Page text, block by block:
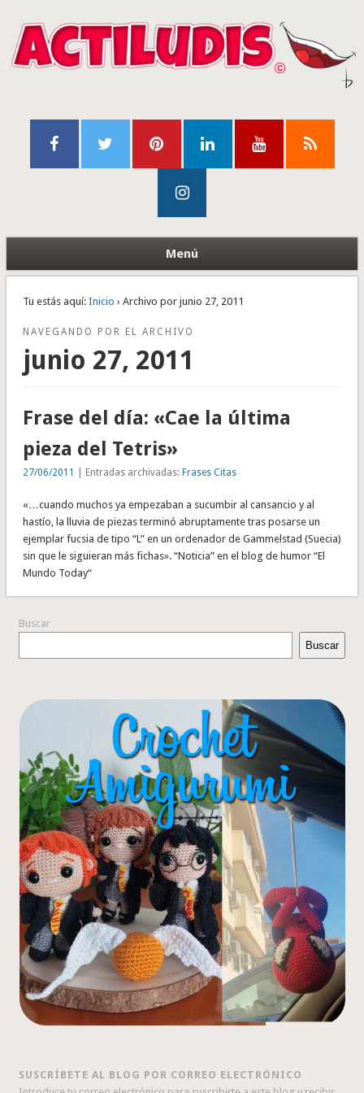
Menú
Tu estás aquí: Inicio › Archivo por junio 27, 2011
NAVEGANDO POR EL ARCHIVO
junio 27, 2011
Frase del día: «Cae la última
pieza del Tetris»
27/06/2011 | Entradas archivadas: Frases Citas
«…cuando muchos ya empezaban a sucumbir al cansancio y al
hastío, la lluvia de piezas terminó abruptamente tras posarse un
ejemplar fucsia de tipo “L” en un ordenador de Gammelstad (Suecia)
sin que le siguieran más fichas». “Noticia” en el blog de humor “El
Mundo Today“
Buscar
Buscar
SUSCRÍBETE AL BLOG POR CORREO ELECTRÓNICO